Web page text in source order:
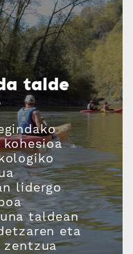
talde
lidergo
taldean
eta
zentzua